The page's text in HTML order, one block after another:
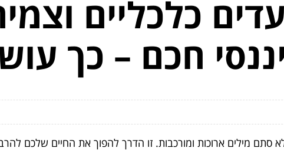
כלכליים
חכם – כך
סתם מילים ארוכות ומורכבות. זו הדרך להפוך את החיים שלכם